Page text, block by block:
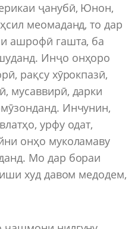
ҷанубӣ, Юнон,
меомаданд, то дар
ашрофӣ гашта, ба
Инҷо онҳоро
рақсу хӯрокпазӣ,
мусаввирӣ, дарки
Инчунин,
урфу одат,
онҳо муколамаву
Мо дар бораи
худ давом медодем,